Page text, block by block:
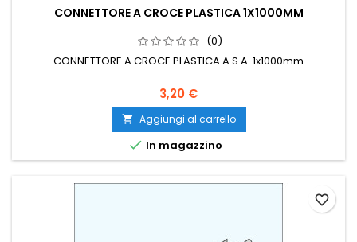
CONNETTORE A CROCE PLASTICA 1X1000MM
(0)
CONNETTORE A CROCE PLASTICA A.S.A. 1x1000mm
3,20 €
 Aggiungi al carrello
 In magazzino
favorite_border